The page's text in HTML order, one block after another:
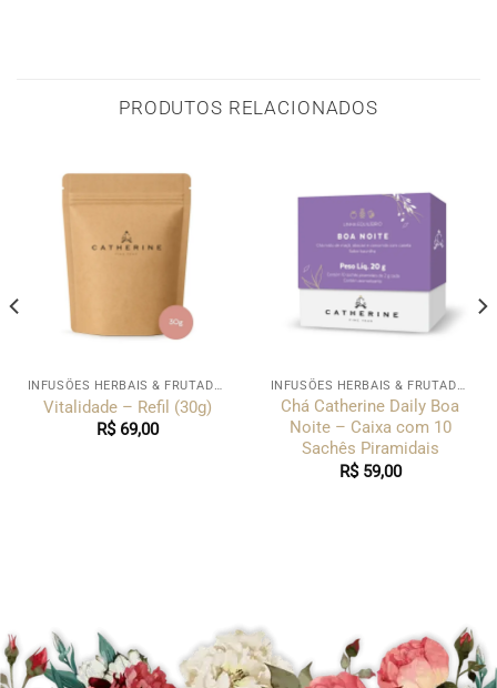
PRODUTOS RELACIONADOS
INFUSÕES HERBAIS & FRUTADAS
Vitalidade – Refil (30g)
R$69,00
INFUSÕES HERBAIS & FRUTADAS
Chá Catherine Daily Boa
Noite – Caixa com 10
Sachês Piramidais
R$59,00